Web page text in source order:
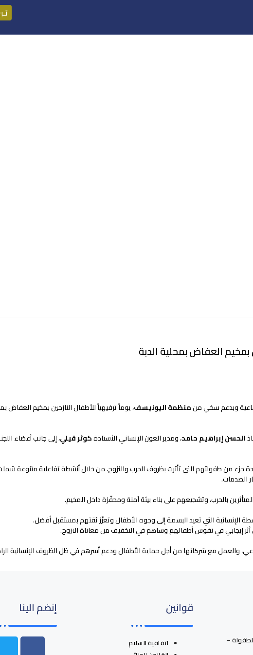
بمخيم العفاض بمحلية الدبة
وبدعم سخي منمنظمة اليونيسف، يوماً ترفيهياً للأطفال النازحين بمخيم العفاض
الحسن إبراهيم حامد، ومدير العون الإنساني الأستاذةكوثر قيلي، إلى جانب أعضاء
جزء من طفولتهم التي تأثرت بظروف الحرب والنزوح، من خلال أنشطة تفاعلية متنوعة
الصدمات.
بالحرب، وتشجيعهم على بناء بيئة آمنة ومحفّزة داخل المخيم.
الإنسانية التي تعيد البسمة إلى وجوه الأطفال وتعزّز ثقتهم بمستقبل أفضل.
أثر إيجابي في نفوس أطفالهم وساهم في التخفيف من معاناة النزوح.
والعمل مع شركائها من أجل حماية الأطفال ودعم أسرهم في ظل الظروف الإنسانية
–
قوانين
اتفاقية السلام
إنضم الينا